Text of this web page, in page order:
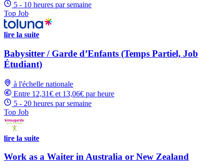
5 - 10 heures par semaine
Top Job
lire la suite
Babysitter / Garde d’Enfants (Temps Partiel, Job
Étudiant)
à l'échelle nationale
Entre 12,31€ et 13,06€ par heure
5 - 20 heures par semaine
Top Job
lire la suite
Work as a Waiter in Australia or New Zealand